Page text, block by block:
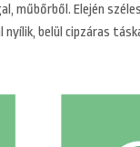
műbőrből. Elején
belül cipzáras